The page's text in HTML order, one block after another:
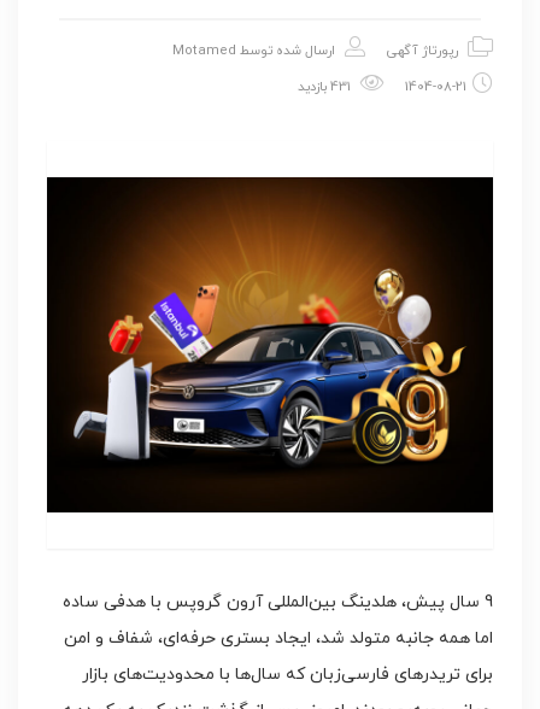
رپورتاژ آگهی ارسال شده توسط Motamed
1404-08-21
9 سال پیش، هلدینگ بین‌المللی آرون گروپس با هدفی ساده
اما همه جانبه متولد شد، ایجاد بستری حرفه‌ای، شفاف و امن
برای تریدرهای فارسی‌زبان که سال‌ها با محدودیت‌های بازار